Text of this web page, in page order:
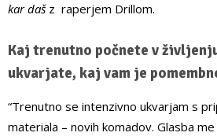
kar dašz raperjem Drillom.
Kaj trenutno počnete v
ukvarjate, kaj vam je
“Trenutno se intenzivno ukvarjam s
materiala – novih komadov. Glasba